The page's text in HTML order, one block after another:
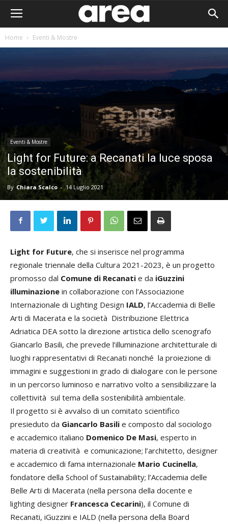
Home Eventi & Mostre
Eventi & Mostre
Light for Future: a Recanati la luce sposa
la sostenibilità
By Chiara Scalco - 14 Luglio 2021
Light for Future, che si inserisce nel programma
regionale triennale della Cultura 2021-2023, è un progetto
promosso dal Comune di Recanati e da iGuzzini
illuminazione in collaborazione con l’Associazione
Internazionale di Lighting Design IALD, l’Accademia di Belle
Arti di Macerata e la società Distribuzione Elettrica
Adriatica DEA sotto la direzione artistica dello scenografo
Giancarlo Basili, che prevede l’illuminazione architetturale di
luoghi rappresentativi di Recanati nonché la proiezione di
immagini e suggestioni in grado di dialogare con le persone
in un percorso luminoso e narrativo volto a sensibilizzare la
collettività sul tema della sostenibilità ambientale.
Il progetto si è avvalso di un comitato scientifico
presieduto da Giancarlo Basili e composto dal sociologo
e accademico italiano Domenico De Masi, esperto in
materia di creatività e comunicazione; l’architetto, designer
e accademico di fama internazionale Mario Cucinella,
fondatore della School of Sustainability; l’Accademia delle
Belle Arti di Macerata (nella persona della docente e
lighting designer Francesca Cecarini), il Comune di
Recanati, iGuzzini e IALD (nella persona della Board